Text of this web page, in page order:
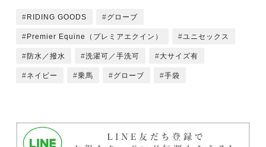
RIDING GOODS グローブ
Premier Equine（プレミアエクイン） ユニセックス
防水／撥水 洗濯可／手洗可 大サイズ有
ネイビー 乗馬 グローブ 手袋